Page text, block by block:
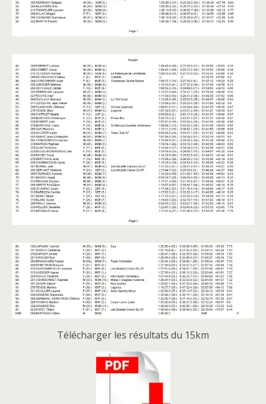
Télécharger les résultats du 15km